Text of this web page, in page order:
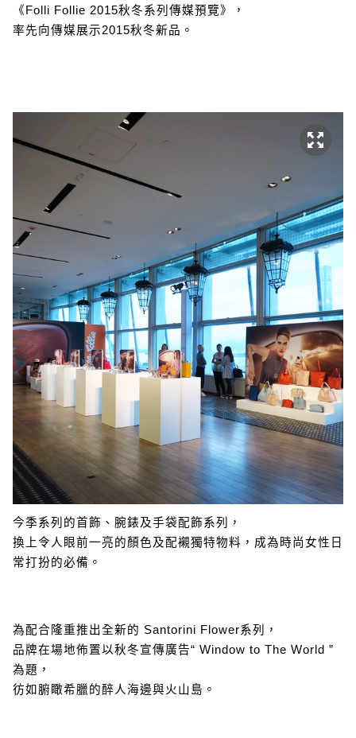
《Folli Follie 2015秋冬系列傳媒預覽》，
率先向傳媒展示2015秋冬新品。
今季系列的首飾、腕錶及手袋配飾系列，
換上令人眼前一亮的顏色及配襯獨特物料，成為時尚女性日
常打扮的必備。
為配合隆重推出全新的 Santorini Flower系列，
品牌在場地佈置以秋冬宣傳廣告“ Window to The World ”
為題，
彷如腑瞰希臘的醉人海邊與火山島。